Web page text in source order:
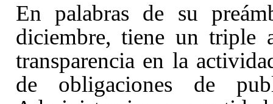
En palabras de su
diciembre, tiene un triple
transparencia en la
de obligaciones de